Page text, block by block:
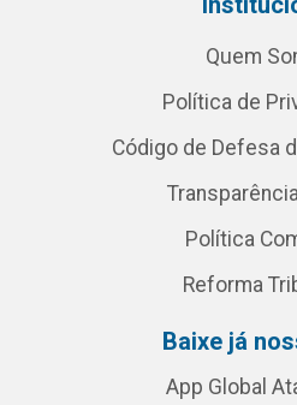
Quem
Política de
Código de Defesa
Política
Reforma
Baixe já
App Global